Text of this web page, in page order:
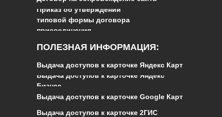
Приказ об утверждении
типовой формы договора
присоединения
Выдача доступов к карточке Яндекс Карт
Выдача доступов к карточке Яндекс
Бизнес
Выдача доступов к карточке Google Карт
Выдача доступов к карточке 2ГИС
ПОЛЕЗНАЯ ИНФОРМАЦИЯ: